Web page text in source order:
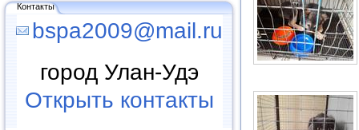
Контакты
bspa2009@mail.ru
город Улан-Удэ
Открыть контакты